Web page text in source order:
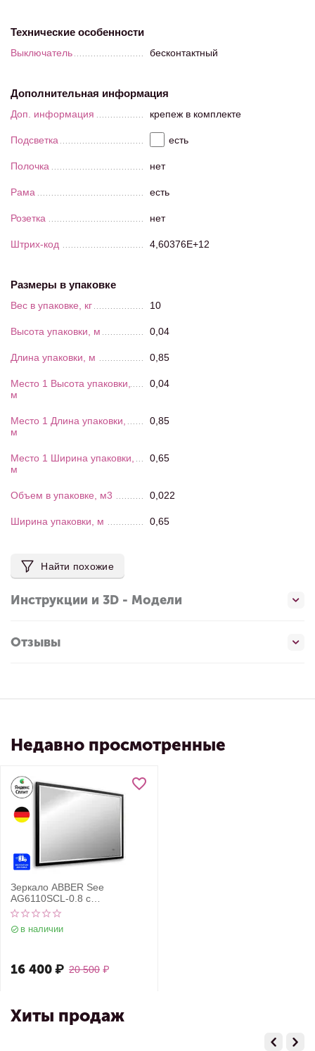
Технические особенности
Выключатель бесконтактный
Дополнительная информация
Доп. информация крепеж в комплекте
Подсветка есть
Полочка нет
Рама есть
Розетка нет
Штрих-код 4,60376E+12
Размеры в упаковке
Вес в упаковке, кг 10
Высота упаковки, м 0,04
Длина упаковки, м 0,85
Место 1 Высота упаковки,
м
0,04
Место 1 Длина упаковки,
м
0,85
Место 1 Ширина упаковки,
м
0,65
Объем в упаковке, м3 0,022
Ширина упаковки, м 0,65
Найти похожие
Инструкции и 3D - Модели
Отзывы
Недавно просмотренные
Зеркало ABBER See
AG6110SCL-0.8 с
подсветкой, бесконтактный
выключатель, диммер,
черный
в наличии
20 500 ₽
16 400₽
Хиты продаж